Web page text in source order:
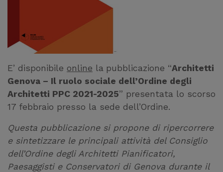
E’ disponibile online la pubblicazione “Architetti
Genova – Il ruolo sociale dell’Ordine degli
Architetti PPC 2021-2025” presentata lo scorso
17 febbraio presso la sede dell’Ordine.
Questa pubblicazione si propone di ripercorrere
e sintetizzare le principali attività del Consiglio
dell’Ordine degli Architetti Pianificatori,
Paesaggisti e Conservatori di Genova durante il